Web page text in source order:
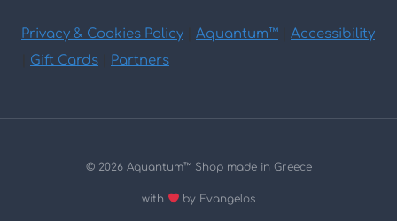
Privacy & Cookies Policy Aquantum™
Accessibility
Gift Cards Partners
© 2026 Aquantum™Shop made in Greece
with by Evangelos